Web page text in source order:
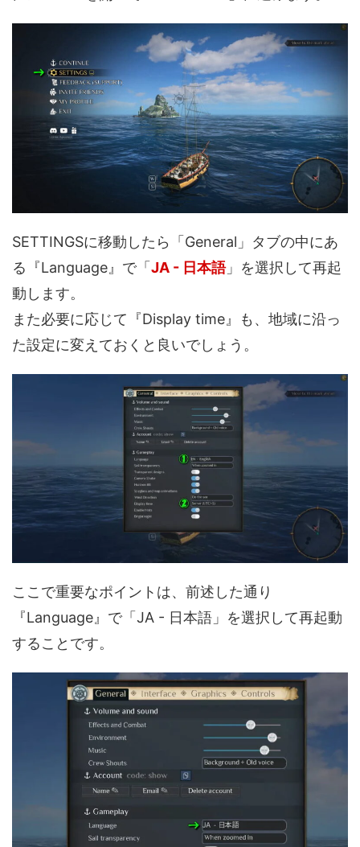
SETTINGSに移動したら「General」タブの中にあ
る『Language』で「JA - 日本語」を選択して再起
動します。
また必要に応じて『Display time』も、地域に沿っ
た設定に変えておくと良いでしょう。
ここで重要なポイントは、前述した通り
『Language』で「JA - 日本語」を選択して再起動
することです。